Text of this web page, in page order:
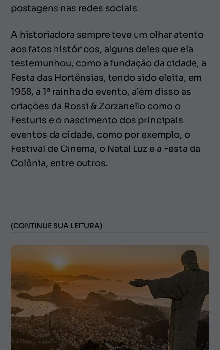
postagens nas redes sociais.
A historiadora sempre teve um olhar atento
aos fatos históricos, alguns deles que ela
testemunhou, como a fundação da cidade, a
Festa das Hortênsias, tendo sido eleita, em
1958, a 1ª rainha do evento, além disso as
criações da Rossi & Zorzanello como o
Festuris e o nascimento dos principais
eventos da cidade, como por exemplo, o
Festival de Cinema, o Natal Luz e a Festa da
Colônia, entre outros.
(CONTINUE SUA LEITURA)